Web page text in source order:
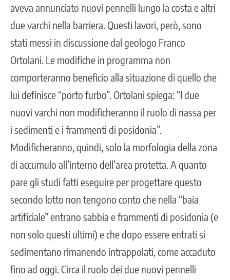
aveva annunciato nuovi pennelli lungo la costa e altri
due varchi nella barriera. Questi lavori, però, sono
stati messi in discussione dal geologo Franco
Ortolani. Le modifiche in programma non
comporteranno beneficio alla situazione di quello che
lui definisce “porto furbo”. Ortolani spiega: “I due
nuovi varchi non modificheranno il ruolo di nassa per
i sedimenti e i frammenti di posidonia”.
Modificheranno, quindi, solo la morfologia della zona
di accumulo all’interno dell’area protetta. A quanto
pare gli studi fatti eseguire per progettare questo
secondo lotto non tengono conto che nella “baia
artificiale” entrano sabbia e frammenti di posidonia (e
non solo questi ultimi) e che dopo essere entrati si
sedimentano rimanendo intrappolati, come accaduto
fino ad oggi. Circa il ruolo dei due nuovi pennelli